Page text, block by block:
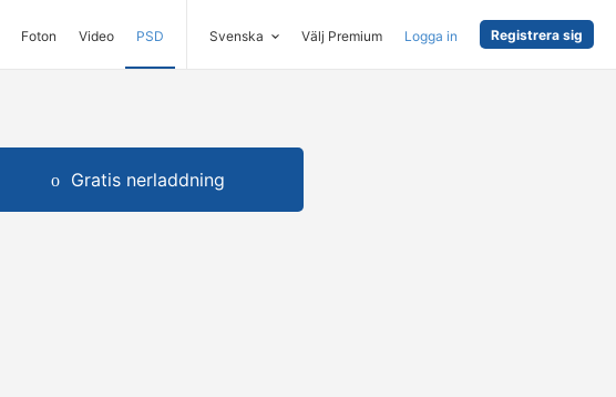
Foton Video PSD Svenska Välj Premium Logga in Registrera sig
Gratis nerladdning